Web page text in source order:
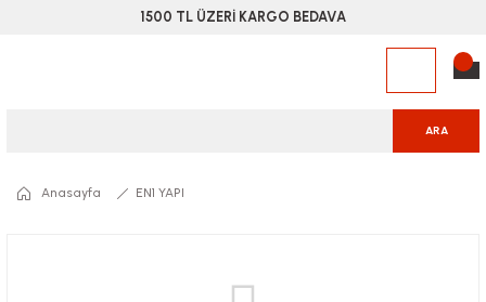
1500 TL ÜZERİ KARGO BEDAVA
ARA
Anasayfa EN1 YAPI